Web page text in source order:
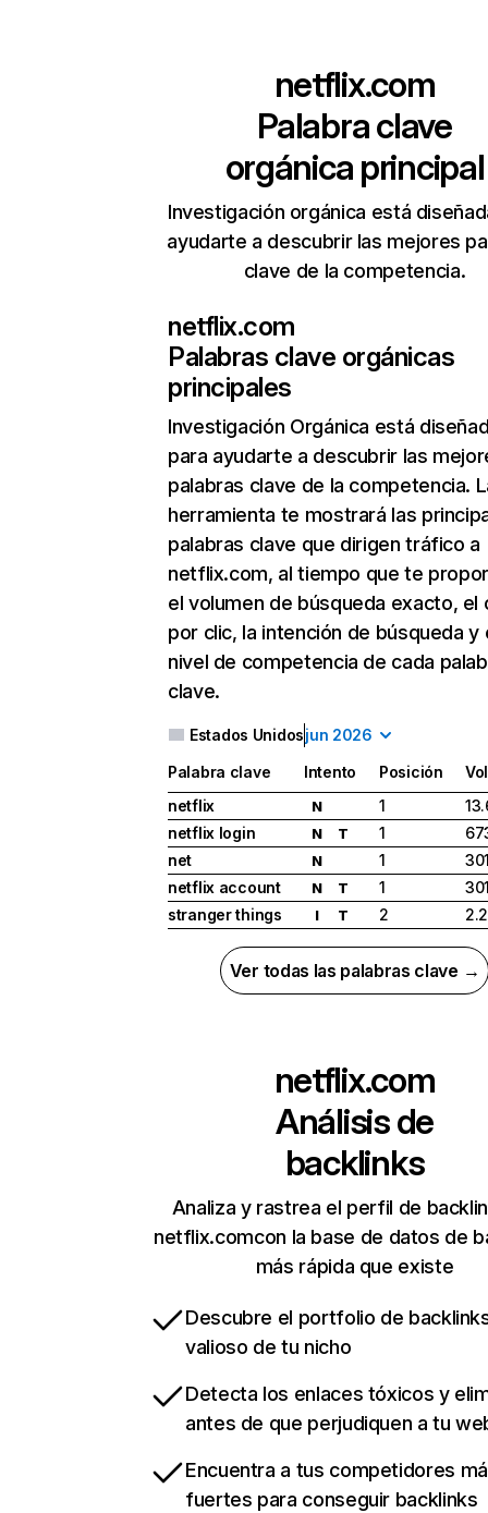
netflix.com
Palabra clave
orgánica principal
Investigación orgánica está
ayudarte a descubrir las mejores
clave de la competencia.
netflix.com
Palabras clave orgánicas
principales
Investigación Orgánica está
para ayudarte a descubrir las
palabras clave de la competencia.
herramienta te mostrará las
palabras clave que dirigen tráfico a
netflix.com, al tiempo que te
el volumen de búsqueda exacto, el
por clic, la intención de búsqueda y
nivel de competencia de cada
clave.
Estados Unidosjun 2026
Palabra clave Intento Posición
netflix
N 1
netflix login
N T 1
net
N 1
netflix account
N T 1
stranger things
I T 2
Ver todas las palabras clave →
netflix.com
Análisis de
backlinks
Analiza y rastrea el perfil de
netflix.comcon la base de datos de
más rápida que existe
Descubre el portfolio de
valioso de tu nicho
Detecta los enlaces tóxicos y
antes de que perjudiquen a tu
Encuentra a tus competidores
fuertes para conseguir backlinks